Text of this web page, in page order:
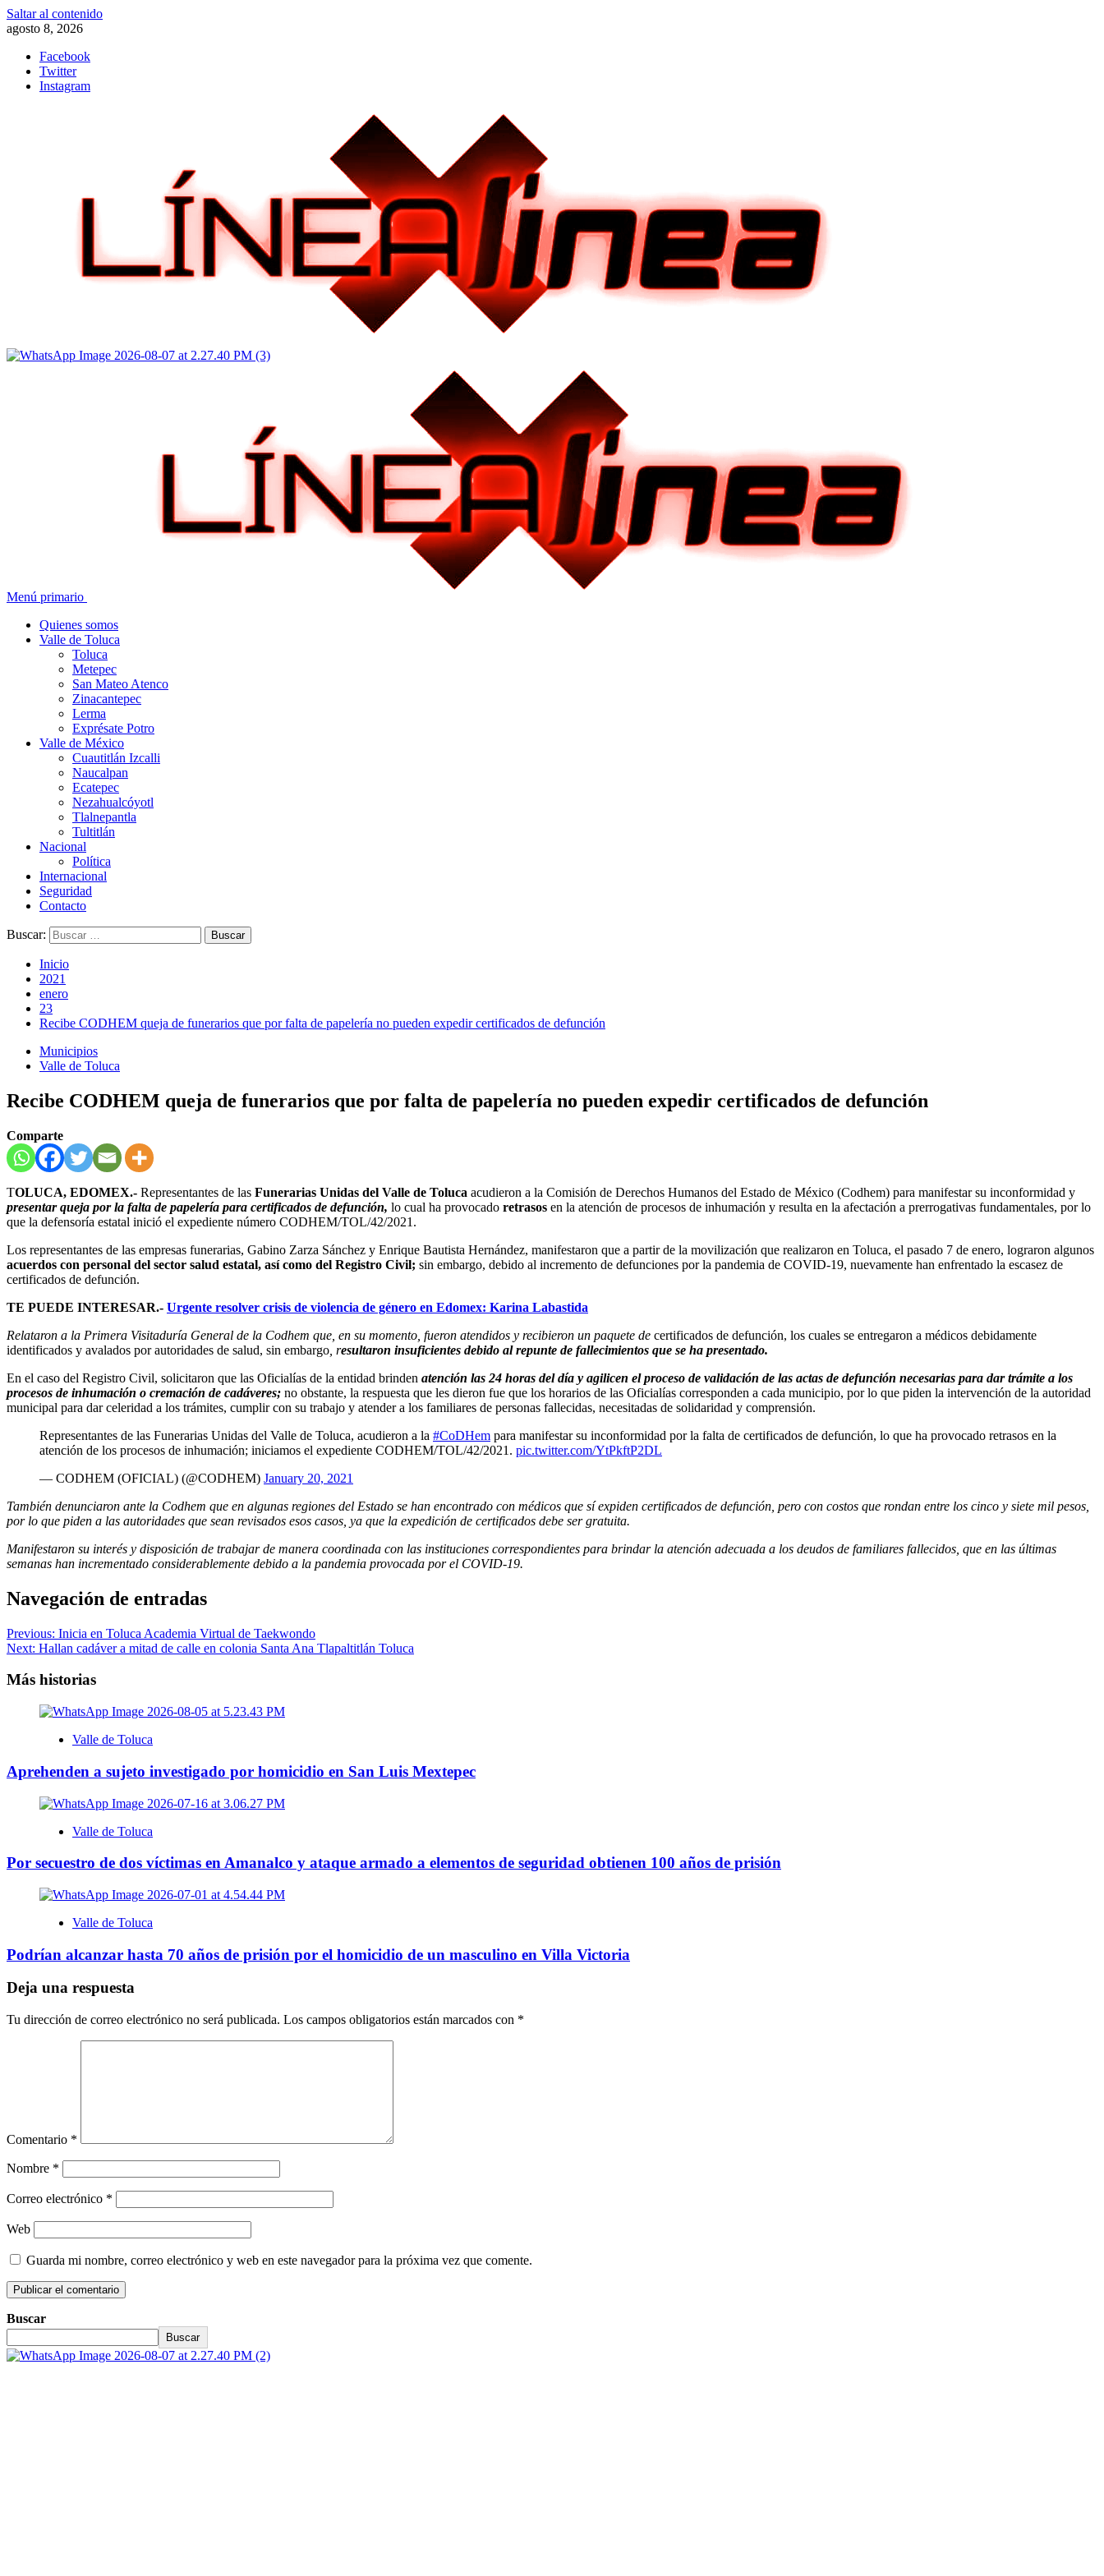
Saltar al contenido
agosto 8, 2026
Facebook
Twitter
Instagram
Menú primario
Quienes somos
Valle de Toluca
Toluca
Metepec
San Mateo Atenco
Zinacantepec
Lerma
Exprésate Potro
Valle de México
Cuautitlán Izcalli
Naucalpan
Ecatepec
Nezahualcóyotl
Tlalnepantla
Tultitlán
Nacional
Política
Internacional
Seguridad
Contacto
Buscar:
Inicio
2021
enero
23
Recibe CODHEM queja de funerarios que por falta de papelería no pueden expedir certificados de defunción
Municipios
Valle de Toluca
Recibe CODHEM queja de funerarios que por falta de papelería no pueden expedir certificados de defunción
Comparte
TOLUCA, EDOMEX.- Representantes de las Funerarias Unidas del Valle de Toluca acudieron a la Comisión de Derechos Humanos del Estado de México (Codhem) para manifestar su inconformidad y
presentar queja por la falta de papelería para certificados de defunción, lo cual ha provocado retrasos en la atención de procesos de inhumación y resulta en la afectación a prerrogativas fundamentales, por lo
que la defensoría estatal inició el expediente número CODHEM/TOL/42/2021.
Los representantes de las empresas funerarias, Gabino Zarza Sánchez y Enrique Bautista Hernández, manifestaron que a partir de la movilización que realizaron en Toluca, el pasado 7 de enero, lograron algunos
acuerdos con personal del sector salud estatal, así como del Registro Civil; sin embargo, debido al incremento de defunciones por la pandemia de COVID-19, nuevamente han enfrentado la escasez de
certificados de defunción.
TE PUEDE INTERESAR.- Urgente resolver crisis de violencia de género en Edomex: Karina Labastida
Relataron a la Primera Visitaduría General de la Codhem que, en su momento, fueron atendidos y recibieron un paquete de certificados de defunción, los cuales se entregaron a médicos debidamente
identificados y avalados por autoridades de salud, sin embargo , resultaron insuficientes debido al repunte de fallecimientos que se ha presentado.
En el caso del Registro Civil, solicitaron que las Oficialías de la entidad brinden atención las 24 horas del día y agilicen el proceso de validación de las actas de defunción necesarias para dar trámite a los
procesos de inhumación o cremación de cadáveres; no obstante, la respuesta que les dieron fue que los horarios de las Oficialías corresponden a cada municipio, por lo que piden la intervención de la autoridad
municipal para dar celeridad a los trámites, cumplir con su trabajo y atender a los familiares de personas fallecidas, necesitadas de solidaridad y comprensión.
Representantes de las Funerarias Unidas del Valle de Toluca, acudieron a la #CoDHem para manifestar su inconformidad por la falta de certificados de defunción, lo que ha provocado retrasos en la
atención de los procesos de inhumación; iniciamos el expediente CODHEM/TOL/42/2021. pic.twitter.com/YtPkftP2DL
— CODHEM (OFICIAL) (@CODHEM) January 20, 2021
También denunciaron ante la Codhem que en algunas regiones del Estado se han encontrado con médicos que sí expiden certificados de defunción, pero con costos que rondan entre los cinco y siete mil pesos,
por lo que piden a las autoridades que sean revisados esos casos, ya que la expedición de certificados debe ser gratuita.
Manifestaron su interés y disposición de trabajar de manera coordinada con las instituciones correspondientes para brindar la atención adecuada a los deudos de familiares fallecidos, que en las últimas
semanas han incrementado considerablemente debido a la pandemia provocada por el COVID-19.
Navegación de entradas
Previous: Inicia en Toluca Academia Virtual de Taekwondo
Next: Hallan cadáver a mitad de calle en colonia Santa Ana Tlapaltitlán Toluca
Más historias
Valle de Toluca
Aprehenden a sujeto investigado por homicidio en San Luis Mextepec
Valle de Toluca
Por secuestro de dos víctimas en Amanalco y ataque armado a elementos de seguridad obtienen 100 años de prisión
Valle de Toluca
Podrían alcanzar hasta 70 años de prisión por el homicidio de un masculino en Villa Victoria
Deja una respuesta
Tu dirección de correo electrónico no será publicada. Los campos obligatorios están marcados con *
Comentario *
Nombre *
Correo electrónico *
Web
Guarda mi nombre, correo electrónico y web en este navegador para la próxima vez que comente.
Buscar
Buscar